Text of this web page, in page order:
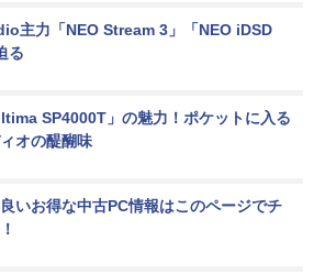
主力「NEO Stream 3」「NEO iDSD
る
SP4000T」の魅力！ポケットに入る
オの醍醐味
いお得な中古PC情報はこのページでチ